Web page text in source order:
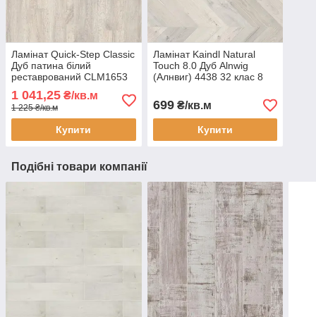
Ламінат Quick-Step Classic
Дуб патина білий
реставрований CLM1653
вологостійкий 32 клас 8
мм без фаски
1 041,25 ₴/кв.м
1 225 ₴/кв.м
Купити
Ламінат Kaindl Natural
Touch 8.0 Дуб Alnwig
(Алнвиг) 4438 32 клас 8
699₴/кв.м
Купити
Подібні товари компанії